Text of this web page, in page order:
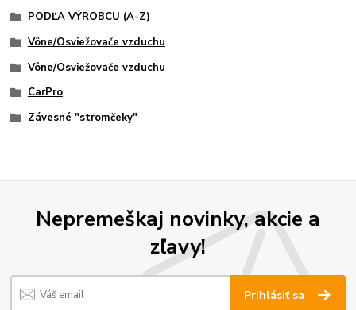
PODĽA VÝROBCU (A-Z)
Vône/Osviežovače vzduchu
Vône/Osviežovače vzduchu
CarPro
Závesné "stromčeky"
Nepremeškaj novinky, akcie a
zľavy!
Prihlásiť sa